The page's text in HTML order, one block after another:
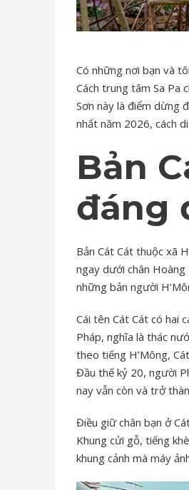
Có những nơi bạn và
Cách trung tâm Sa Pa
Sơn này là điểm dừng
nhất năm 2026, cách
Bản
đáng
Bản Cát Cát thuộc xã
ngay dưới chân
những bản người
Cái tên Cát Cát có hai
Pháp, nghĩa là thác
theo tiếng H’Mông,
Đầu thế kỷ 20, người
nay vẫn còn và trở
Điều giữ chân bạn ở
Khung cửi gỗ, tiếng
khung cảnh mà máy